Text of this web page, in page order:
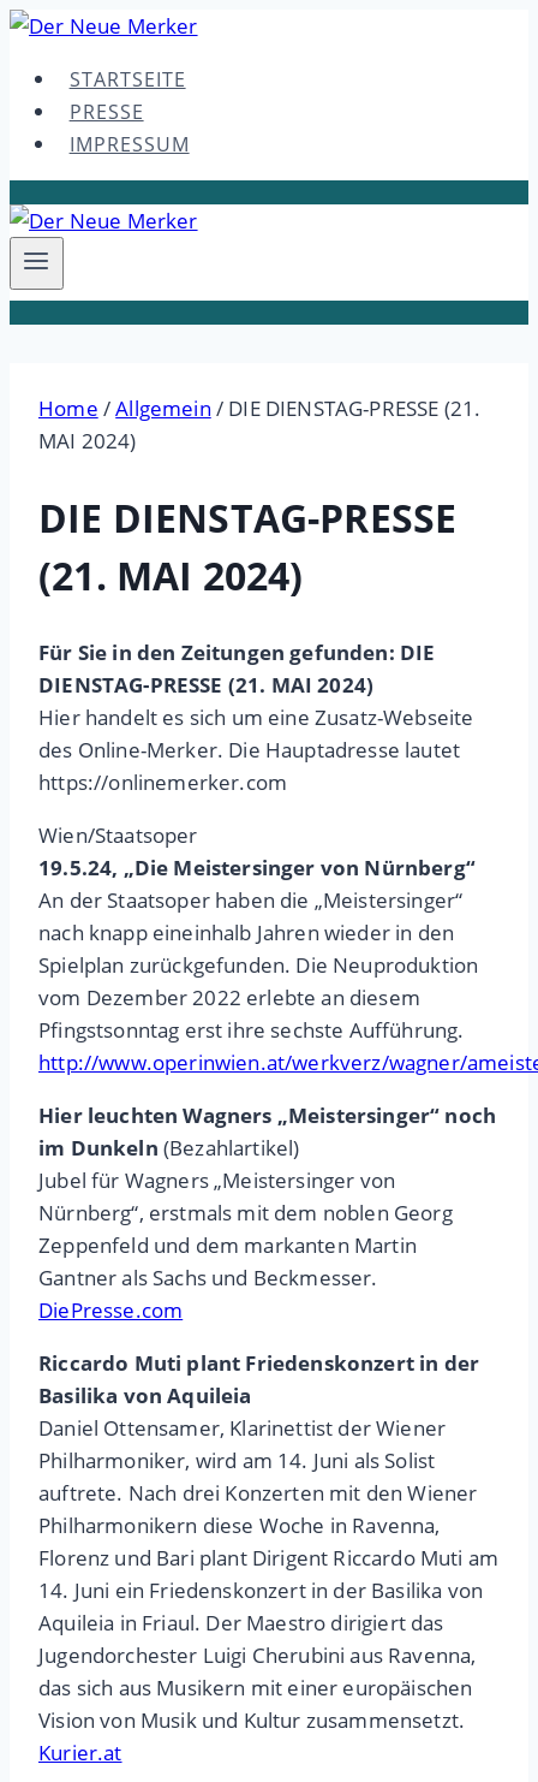
Skip
contentSTARTSEITE
PRESSE
IMPRESSUM
Home /Allgemein / DIE DIENSTAG-PRESSE (21.
MAI 2024)
DIE DIENSTAG-PRESSE
(21. MAI 2024)
Für Sie in den Zeitungen gefunden: DIE
DIENSTAG-PRESSE (21. MAI 2024)
Hier handelt es sich um eine Zusatz-Webseite
des Online-Merker. Die Hauptadresse lautet
https://onlinemerker.com
Wien/Staatsoper
19.5.24, „Die Meistersinger von Nürnberg“
An der Staatsoper haben die „Meistersinger“
nach knapp eineinhalb Jahren wieder in den
Spielplan zurückgefunden. Die Neuproduktion
vom Dezember 2022 erlebte an diesem
Pfingstsonntag erst ihre sechste Aufführung.
http://www.operinwien.at/werkverz/wagner/
Hier leuchten Wagners „Meistersinger“ noch
im Dunkeln (Bezahlartikel)
Jubel für Wagners „Meistersinger von
Nürnberg“, erstmals mit dem noblen Georg
Zeppenfeld und dem markanten Martin
Gantner als Sachs und Beckmesser.
DiePresse.com
Riccardo Muti plant Friedenskonzert in der
Basilika von Aquileia
Daniel Ottensamer, Klarinettist der Wiener
Philharmoniker, wird am 14. Juni als Solist
auftrete. Nach drei Konzerten mit den Wiener
Philharmonikern diese Woche in Ravenna,
Florenz und Bari plant Dirigent Riccardo Muti am
14. Juni ein Friedenskonzert in der Basilika von
Aquileia in Friaul. Der Maestro dirigiert das
Jugendorchester Luigi Cherubini aus Ravenna,
das sich aus Musikern mit einer europäischen
Vision von Musik und Kultur zusammensetzt.
Kurier.at